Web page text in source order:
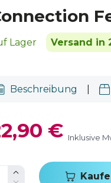
Lager Versand in
Beschreibung
€ Inklusive